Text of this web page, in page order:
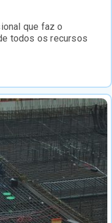
que faz o
todos os recursos